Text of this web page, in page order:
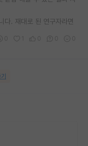
다. 재대로 된 연구자라면